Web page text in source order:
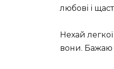
любові і
Нехай
вони. Бажаю